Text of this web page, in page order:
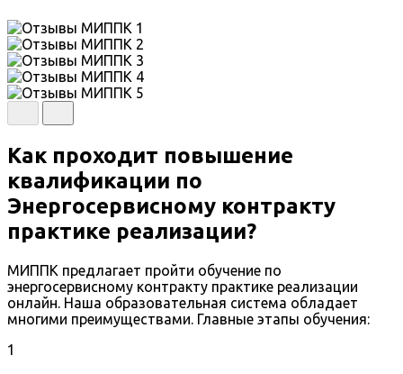
Как проходит повышение
квалификации по
Энергосервисному контракту
практике реализации?
МИППК предлагает пройти обучение по
энергосервисному контракту практике реализации
онлайн. Наша образовательная система обладает
многими преимуществами. Главные этапы обучения:
1